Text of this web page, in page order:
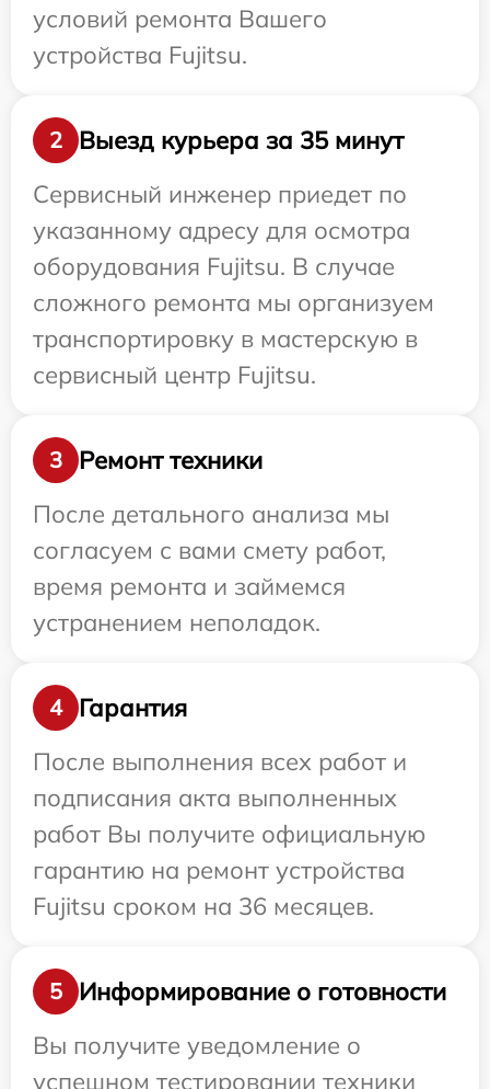
условий ремонта Вашего
устройства Fujitsu.
2
Выезд курьера за 35 минут
Сервисный инженер приедет по
указанному адресу для осмотра
оборудования Fujitsu. В случае
сложного ремонта мы организуем
транспортировку в мастерскую в
сервисный центр Fujitsu.
3
Ремонт техники
После детального анализа мы
согласуем с вами смету работ,
время ремонта и займемся
устранением неполадок.
4
Гарантия
После выполнения всех работ и
подписания акта выполненных
работ Вы получите официальную
гарантию на ремонт устройства
Fujitsu сроком на 36 месяцев.
5
Информирование о готовности
Вы получите уведомление о
успешном тестировании техники